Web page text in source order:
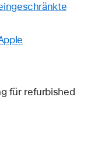
für refurbished